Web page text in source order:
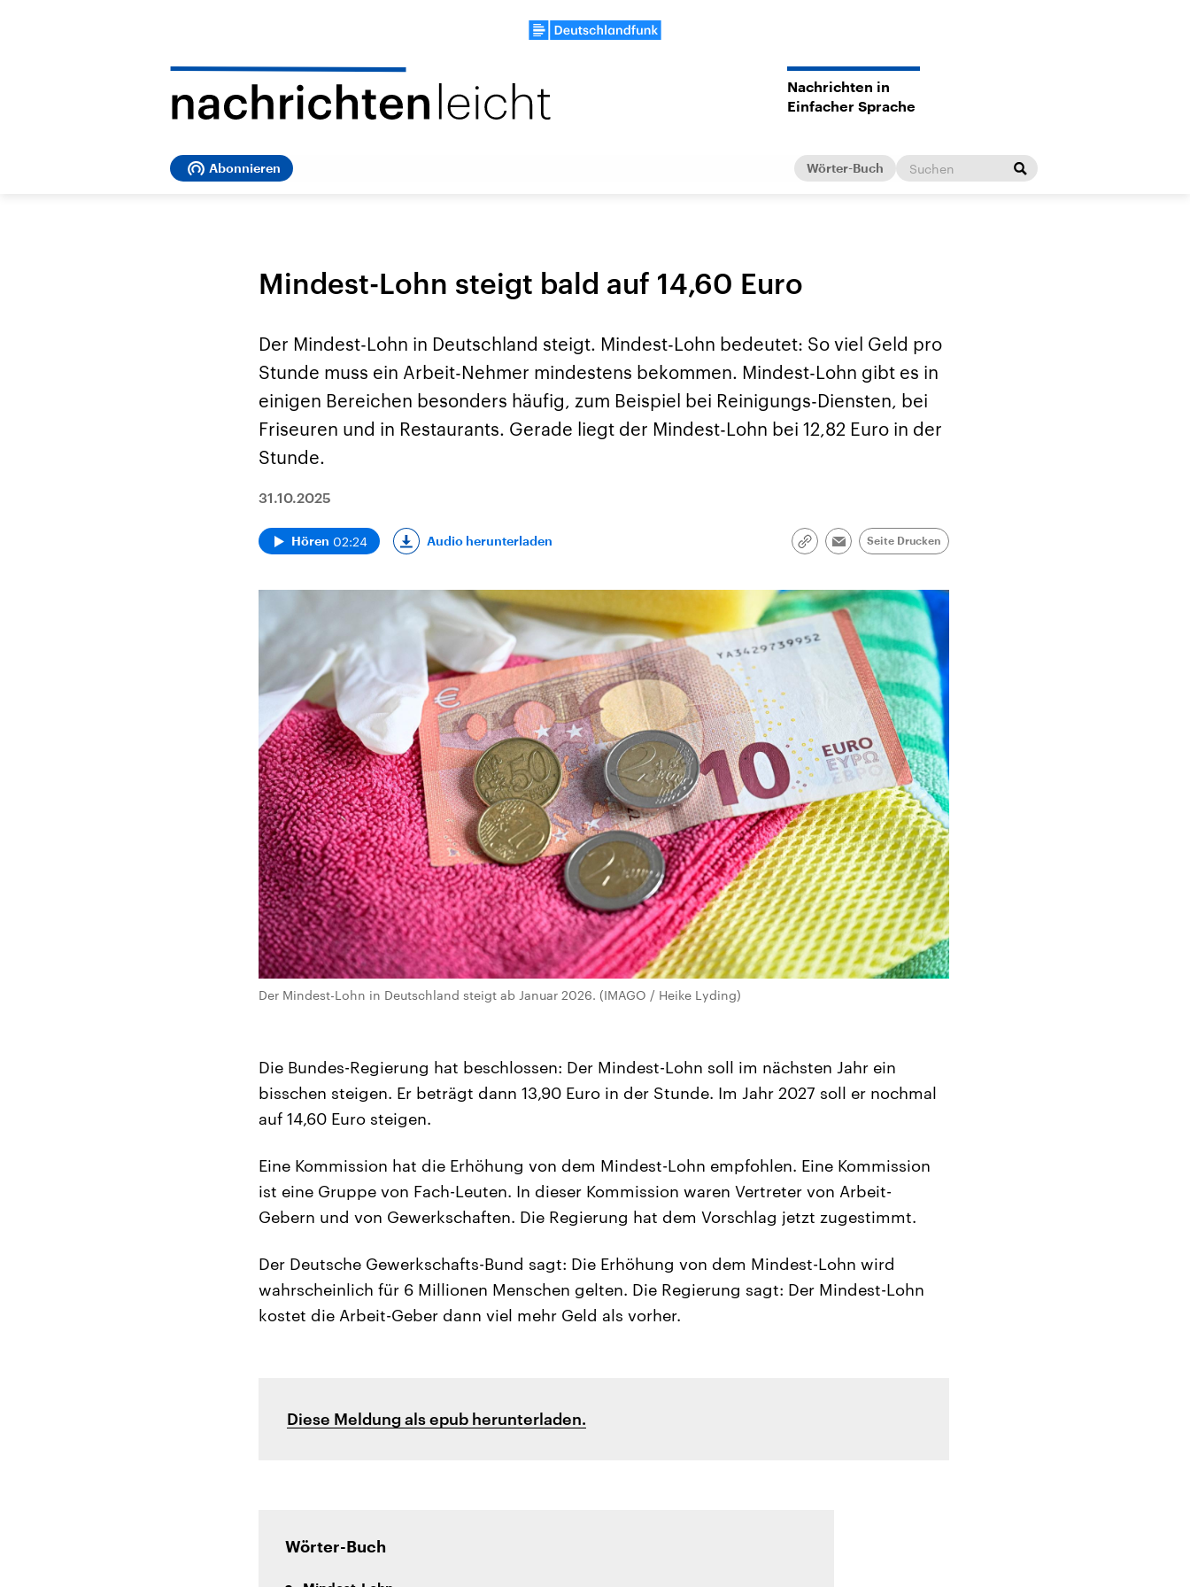
Nachrichten in
Einfacher Sprache
Abonnieren Wörter-Buch
Mindest-Lohn steigt bald auf 14,60 Euro
Der Mindest-Lohn in Deutschland steigt. Mindest-Lohn bedeutet: So viel Geld pro
Stunde muss ein Arbeit-Nehmer mindestens bekommen. Mindest-Lohn gibt es in
einigen Bereichen besonders häufig, zum Beispiel bei Reinigungs-Diensten, bei
Friseuren und in Restaurants. Gerade liegt der Mindest-Lohn bei 12,82 Euro in der
Stunde.
31.10.2025
Hören 02:24 Audio herunterladen
Link
Email
Seite Drucken
Der Mindest-Lohn in Deutschland steigt ab Januar 2026. (IMAGO / Heike Lyding)
Die Bundes-Regierung hat beschlossen: Der Mindest-Lohn soll im nächsten Jahr ein
bisschen steigen. Er beträgt dann 13,90 Euro in der Stunde. Im Jahr 2027 soll er nochmal
auf 14,60 Euro steigen.
Eine Kommission hat die Erhöhung von dem Mindest-Lohn empfohlen. Eine Kommission
ist eine Gruppe von Fach-Leuten. In dieser Kommission waren Vertreter von Arbeit-
Gebern und von Gewerkschaften. Die Regierung hat dem Vorschlag jetzt zugestimmt.
Der Deutsche Gewerkschafts-Bund sagt: Die Erhöhung von dem Mindest-Lohn wird
wahrscheinlich für 6 Millionen Menschen gelten. Die Regierung sagt: Der Mindest-Lohn
kostet die Arbeit-Geber dann viel mehr Geld als vorher.
Diese Meldung als epub herunterladen.
Wörter-Buch